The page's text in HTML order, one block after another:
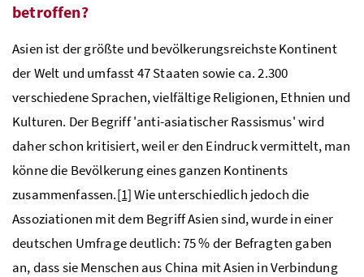
betroffen?
Asien ist der größte und bevölkerungsreichste Kontinent
der Welt und umfasst 47 Staaten sowie ca. 2.300
verschiedene Sprachen, vielfältige Religionen, Ethnien und
Kulturen. Der Begriff 'anti-asiatischer Rassismus' wird
daher schon kritisiert, weil er den Eindruck vermittelt, man
könne die Bevölkerung eines ganzen Kontinents
zusammenfassen.[1]Wie unterschiedlich jedoch die
Assoziationen mit dem Begriff Asien sind, wurde in einer
deutschen Umfrage deutlich: 75 % der Befragten gaben
an, dass sie Menschen aus China mit Asien in Verbindung